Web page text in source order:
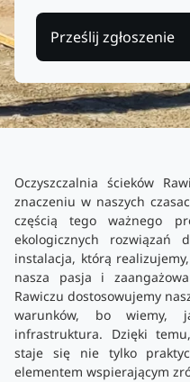
Prześlij zgłoszenie
Oczyszczalnia ścieków
znaczeniu w naszych
częścią tego ważnego
ekologicznych rozwiązań
instalacja, którą
nasza pasja i
Rawiczu dostosowujemy
warunków, bo wiemy,
infrastruktura. Dzięki
staje się nie tylko
elementem wspierającym